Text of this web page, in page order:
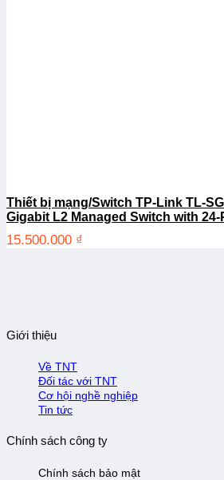
Thiết bị mạng/Switch TP-Link TL-
Gigabit L2 Managed Switch with 24-
15.500.000 ₫
Giới thiệu
Về TNT
Đối tác với TNT
Cơ hội nghề nghiệp
Tin tức
Chính sách công ty
Chính sách bảo mật